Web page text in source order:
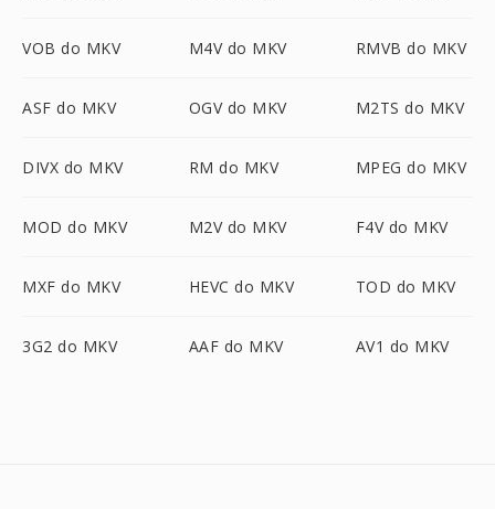
VOB do MKV M4V do MKV RMVB do MKV
ASF do MKV OGV do MKV M2TS do MKV
DIVX do MKV RM do MKV MPEG do MKV
MOD do MKV M2V do MKV F4V do MKV
MXF do MKV HEVC do MKV TOD do MKV
3G2 do MKV AAF do MKV AV1 do MKV